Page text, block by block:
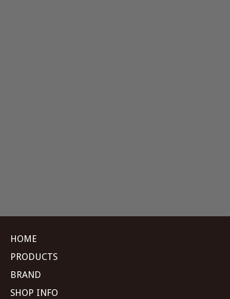
HOME
PRODUCTS
BRAND
SHOP INFO